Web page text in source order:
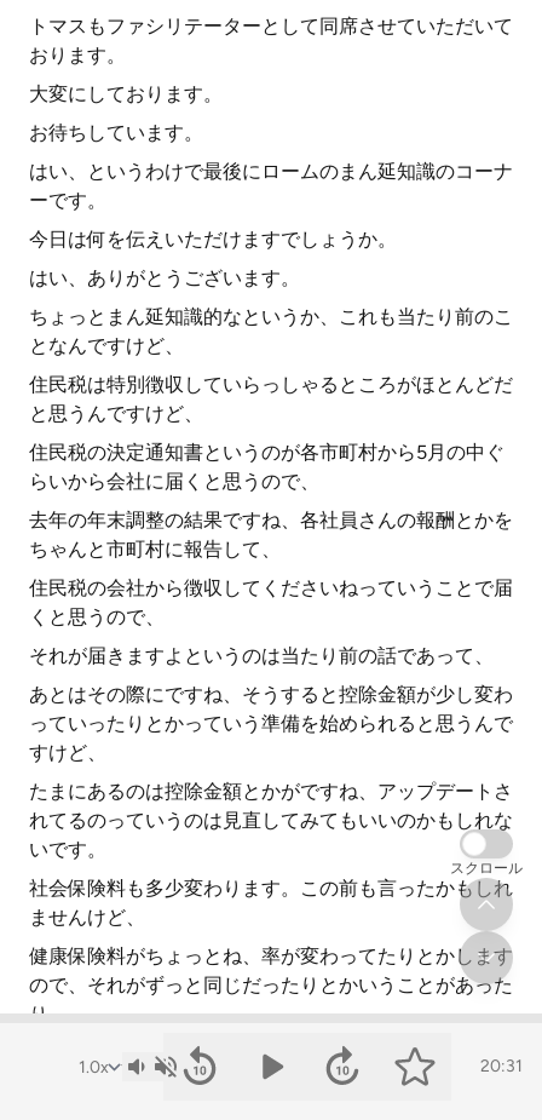
トマスもファシリテーターとして同席させていただいて
おります。
大変にしております。
お待ちしています。
はい、というわけで最後にロームのまん延知識のコーナ
ーです。
今日は何を伝えいただけますでしょうか。
はい、ありがとうございます。
ちょっとまん延知識的なというか、これも当たり前のこ
となんですけど、
住民税は特別徴収していらっしゃるところがほとんどだ
と思うんですけど、
住民税の決定通知書というのが各市町村から5月の中ぐ
らいから会社に届くと思うので、
去年の年末調整の結果ですね、各社員さんの報酬とかを
ちゃんと市町村に報告して、
住民税の会社から徴収してくださいねっていうことで届
くと思うので、
それが届きますよというのは当たり前の話であって、
あとはその際にですね、そうすると控除金額が少し変わ
っていったりとかっていう準備を始められると思うんで
すけど、
たまにあるのは控除金額とかがですね、アップデートさ
れてるのっていうのは見直してみてもいいのかもしれな
いです。
社会保険料も多少変わります。この前も言ったかもしれ
ませんけど、
健康保険料がちょっとね、率が変わってたりとかします
ので、それがずっと同じだったりとかいうことがあった
り。
例えば、東京変更があって手続きはしたんだけど、
それがね、ソフトとか使ってたりとかすると、そこに反
20:31
スクロール